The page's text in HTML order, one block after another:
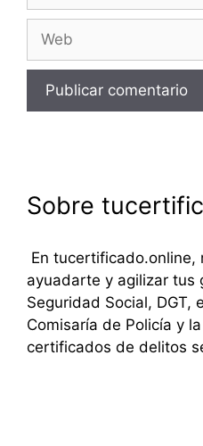
Web
Sobre
En tucertificado.online,
ayuadarte y agilizar tus
Seguridad Social, DGT,
Comisaría de Policía y
certificados de delitos